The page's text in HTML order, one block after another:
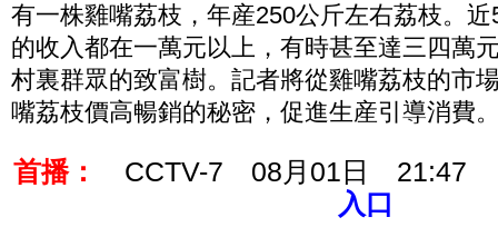
有一株雞嘴荔枝，年産250公斤左右荔枝。
的收入都在一萬元以上，有時甚至達三四萬
村裏群眾的致富樹。記者將從雞嘴荔枝的市
嘴荔枝價高暢銷的秘密，促進生産引導消費
首播：
CCTV-7 08月01日 21:47
入口